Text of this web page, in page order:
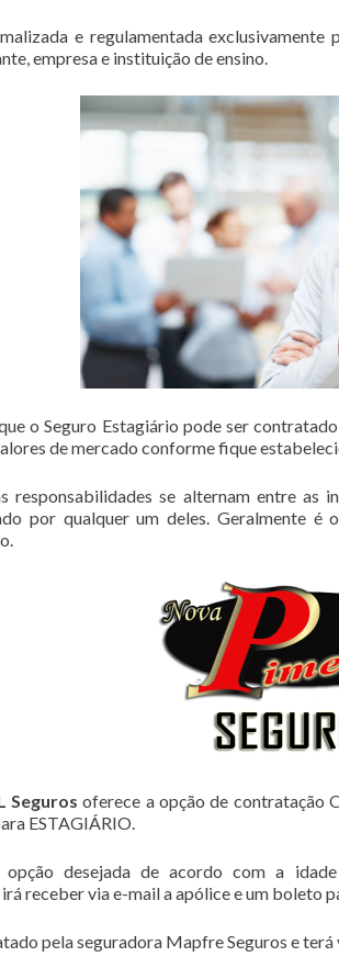
e regulamentada
empresa e instituição de ensino.
o Seguro Estagiário pode ser
de mercado conforme fique
responsabilidades se alternam entre as
por qualquer um deles. Geralmente é
Seguros oferece a opção de contratação
ESTAGIÁRIO.
opção desejada de acordo com a
receber via e-mail a apólice e um boleto
pela seguradora Mapfre Seguros e